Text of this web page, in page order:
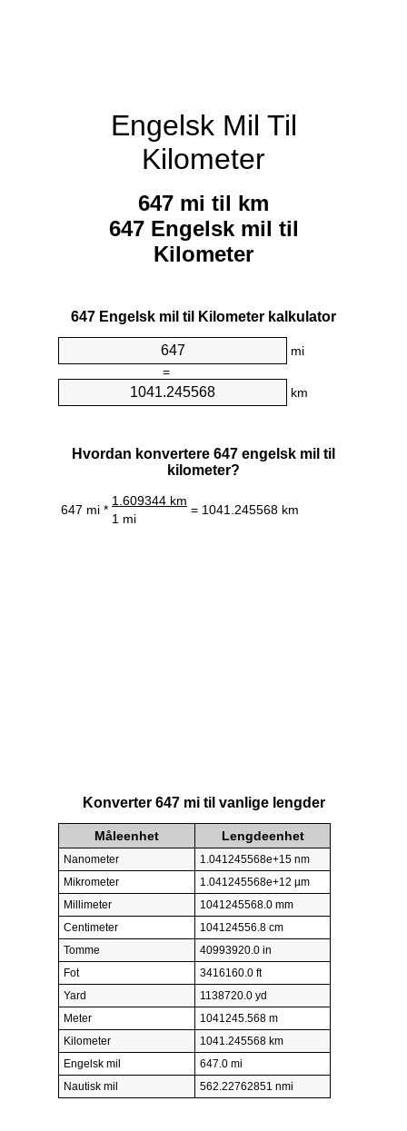
Engelsk Mil Til
Kilometer
647 mi til km
647 Engelsk mil til
Kilometer
647 Engelsk mil til Kilometer kalkulator
mi
=
km
Hvordan konvertere 647 engelsk mil til
kilometer?
647 mi *
1.609344 km
= 1041.245568 km
1 mi
Konverter 647 mi til vanlige lengder
Måleenhet Lengdeenhet
Nanometer
1.041245568e+15 nm
Mikrometer
1.041245568e+12 µm
Millimeter
1041245568.0 mm
Centimeter
104124556.8 cm
Tomme
40993920.0 in
Fot
3416160.0 ft
Yard
1138720.0 yd
Meter
1041245.568 m
Kilometer
1041.245568 km
Engelsk mil
647.0 mi
Nautisk mil
562.22762851 nmi